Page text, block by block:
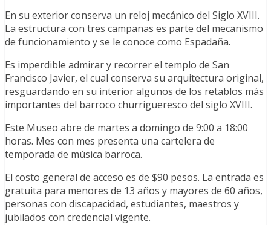
En su exterior conserva un reloj mecánico del Siglo XVIII.
La estructura con tres campanas es parte del mecanismo
de funcionamiento y se le conoce como Espadaña.
Es imperdible admirar y recorrer el templo de San
Francisco Javier, el cual conserva su arquitectura original,
resguardando en su interior algunos de los retablos más
importantes del barroco churrigueresco del siglo XVIII.
Este Museo abre de martes a domingo de 9:00 a 18:00
horas. Mes con mes presenta una cartelera de
temporada de música barroca.
El costo general de acceso es de $90 pesos. La entrada es
gratuita para menores de 13 años y mayores de 60 años,
personas con discapacidad, estudiantes, maestros y
jubilados con credencial vigente.